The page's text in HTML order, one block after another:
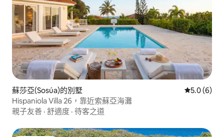
蘇莎亞(Sosúa)的別墅 從 6 則評
5.0 (6)
Hispaniola Villa 26，靠近索蘇亞海灘
親子友善 · 舒適度 · 待客之道